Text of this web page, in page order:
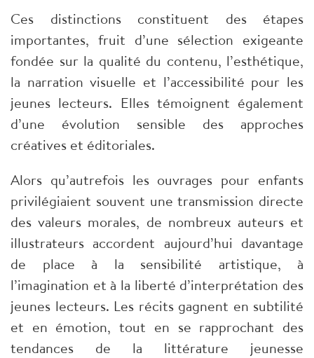
Ces distinctions constituent des étapes
importantes, fruit d’une sélection exigeante
fondée sur la qualité du contenu, l’esthétique,
la narration visuelle et l’accessibilité pour les
jeunes lecteurs. Elles témoignent également
d’une évolution sensible des approches
créatives et éditoriales.
Alors qu’autrefois les ouvrages pour enfants
privilégiaient souvent une transmission directe
des valeurs morales, de nombreux auteurs et
illustrateurs accordent aujourd’hui davantage
de place à la sensibilité artistique, à
l’imagination et à la liberté d’interprétation des
jeunes lecteurs. Les récits gagnent en subtilité
et en émotion, tout en se rapprochant des
tendances de la littérature jeunesse